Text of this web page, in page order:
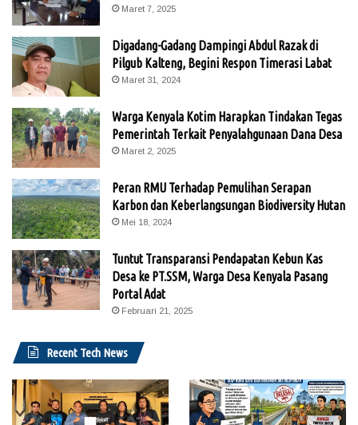
Maret 7, 2025
Digadang-Gadang Dampingi Abdul Razak di
Pilgub Kalteng, Begini Respon Timerasi Labat
Maret 31, 2024
Warga Kenyala Kotim Harapkan Tindakan Tegas
Pemerintah Terkait Penyalahgunaan Dana Desa
Maret 2, 2025
Peran RMU Terhadap Pemulihan Serapan
Karbon dan Keberlangsungan Biodiversity Hutan
Mei 18, 2024
Tuntut Transparansi Pendapatan Kebun Kas
Desa ke PT.SSM, Warga Desa Kenyala Pasang
Portal Adat
Februari 21, 2025
Recent Tech News